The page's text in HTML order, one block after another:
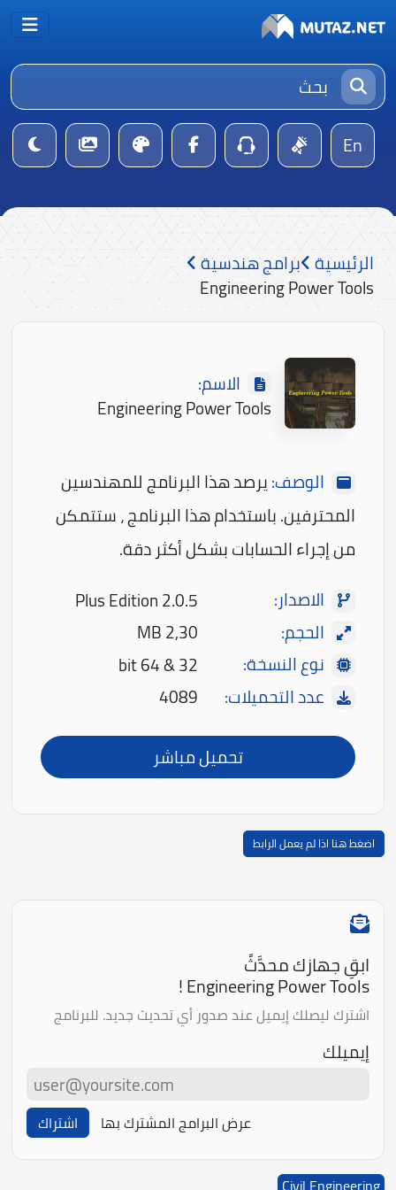
En
الرئيسية برامج هندسية
Engineering Power Tools
الاسم:
Engineering Power Tools
الوصف:يرصد هذا البرنامج للمهندسين
المحترفين. باستخدام هذا البرنامج ، ستتمكن
من إجراء الحسابات بشكل أكثر دقة.
الاصدار:
Plus Edition 2.0.5
الحجم:
2,30 MB
نوع النسخة:
32 & 64 bit
عدد التحميلات:
4089
تحميل مباشر
اضغط هنا اذا لم يعمل الرابط
ابقِ جهازك محدَّثً
Engineering Power Tools !
اشترك ليصلك إيميل عند صدور أي تحديث جديد. للبرنامج
إيميلك
عرض البرامج المشترك بها اشتراك